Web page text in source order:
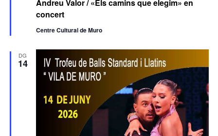
Andreu Valor / «Els camins que elegim» en
concert
Centre Cultural de Muro
DG
14